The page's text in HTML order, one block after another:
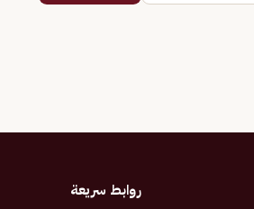
روابط سريعة